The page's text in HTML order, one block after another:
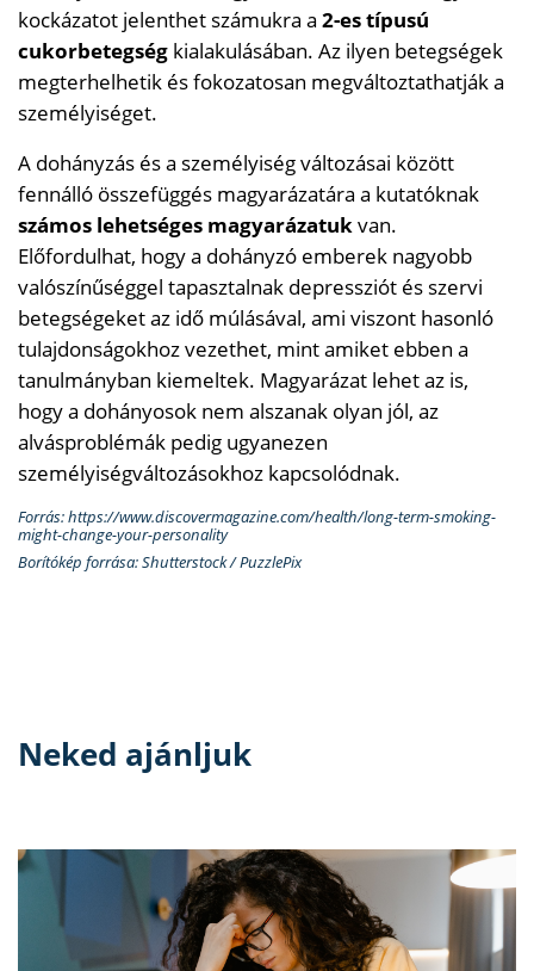
kockázatot jelenthet számukra a 2-es típusú
cukorbetegség kialakulásában. Az ilyen betegségek
megterhelhetik és fokozatosan megváltoztathatják a
személyiséget.
A dohányzás és a személyiség változásai között
fennálló összefüggés magyarázatára a kutatóknak
számos lehetséges magyarázatukvan.
Előfordulhat, hogy a dohányzó emberek nagyobb
valószínűséggel tapasztalnak depressziót és szervi
betegségeket az idő múlásával, ami viszont hasonló
tulajdonságokhoz vezethet, mint amiket ebben a
tanulmányban kiemeltek. Magyarázat lehet az is,
hogy a dohányosok nem alszanak olyan jól, az
alvásproblémák pedig ugyanezen
személyiségváltozásokhoz kapcsolódnak.
Forrás: https://www.discovermagazine.com/health/long-term-smoking-
might-change-your-personality
Borítókép forrása: Shutterstock / PuzzlePix
Neked ajánljuk